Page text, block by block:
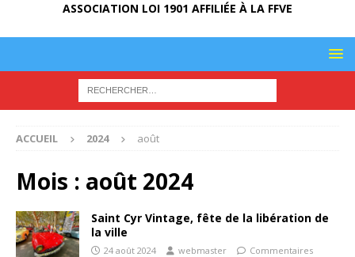
ASSOCIATION LOI 1901 AFFILIÉE À LA FFVE
ACCUEIL 2024 août
Mois : août 2024
Saint Cyr Vintage, fête de la libération de
la ville
24 août 2024 webmaster
Commentaires